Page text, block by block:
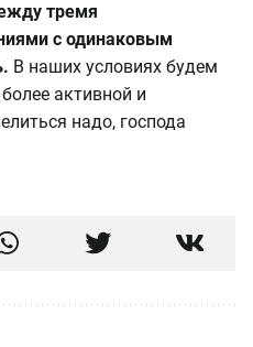
тремя
с одинаковым
В наших условиях будем
активной и
надо, господа